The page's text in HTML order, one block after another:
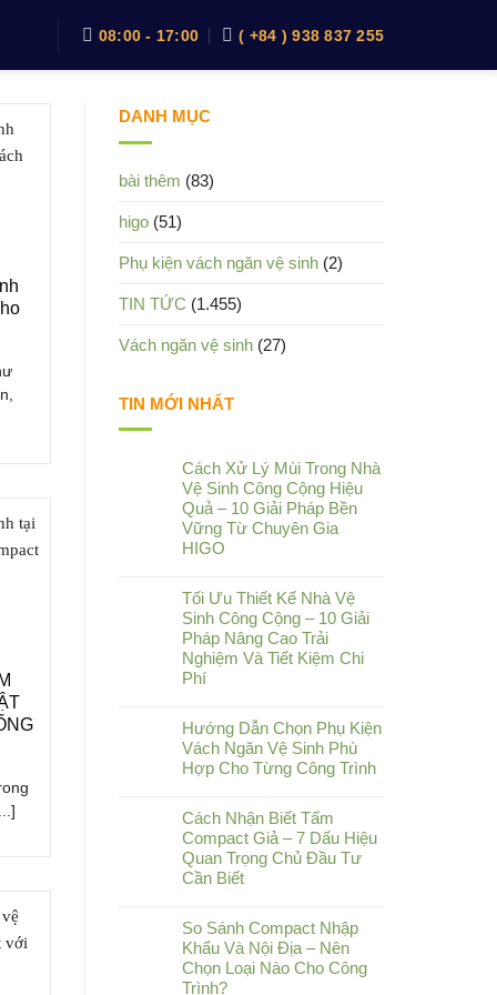
08:00 - 17:00 ( +84 ) 938 837 255
DANH MỤC
bài thêm (83)
higo (51)
Phụ kiện vách ngăn vệ sinh (2)
TIN TỨC (1.455)
Vách ngăn vệ sinh (27)
TIN MỚI NHẤT
Cách Xử Lý Mùi Trong Nhà
Vệ Sinh Công Cộng Hiệu
Quả – 10 Giải Pháp Bền
Vững Từ Chuyên Gia
HIGO
Tối Ưu Thiết Kế Nhà Vệ
Sinh Công Cộng – 10 Giải
Pháp Nâng Cao Trải
Nghiệm Và Tiết Kiệm Chi
Phí
Hướng Dẫn Chọn Phụ Kiện
Vách Ngăn Vệ Sinh Phù
Hợp Cho Từng Công Trình
Cách Nhận Biết Tấm
Compact Giả – 7 Dấu Hiệu
Quan Trọng Chủ Đầu Tư
Cần Biết
So Sánh Compact Nhập
Khẩu Và Nội Địa – Nên
Chọn Loại Nào Cho Công
Trình?